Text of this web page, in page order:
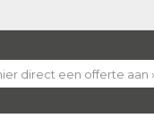
direct een offerte aan